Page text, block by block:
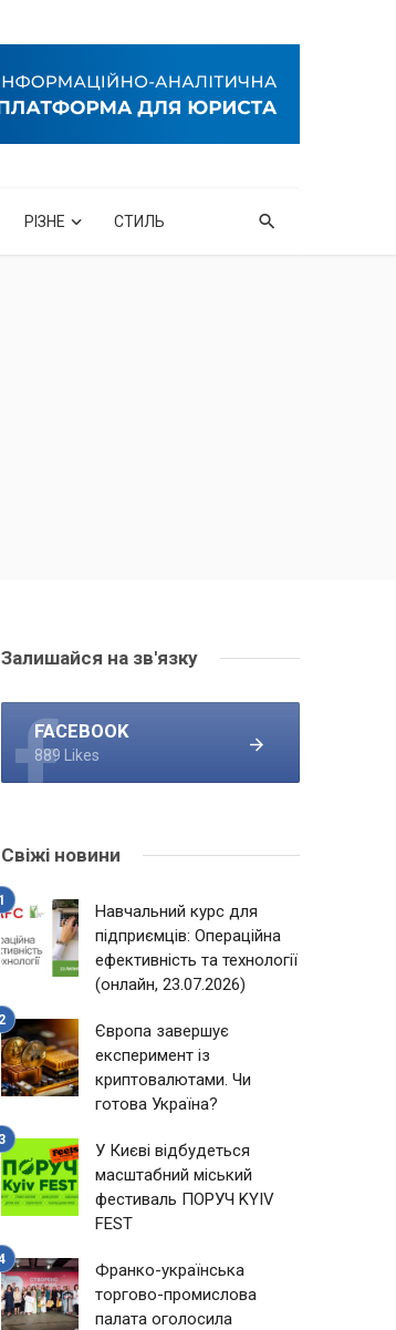
РІЗНЕ СТИЛЬ
Залишайся на зв'язку
FACEBOOK
889 Likes
Свіжі новини
Навчальний курс для
підприємців: Операційна
ефективність та технології
(онлайн, 23.07.2026)
Європа завершує
експеримент із
криптовалютами. Чи
готова Україна?
У Києві відбудеться
масштабний міський
фестиваль ПОРУЧ KYIV
FEST
Франко-українська
торгово-промислова
палата оголосила